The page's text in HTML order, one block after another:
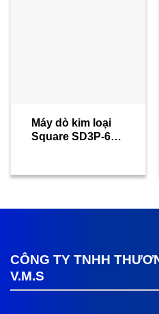
Máy dò kim loại
Square SD3P-60
CÔNG TY TNHH
V.M.S